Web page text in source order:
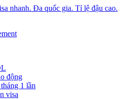
Đa quốc gia. Tỉ lệ đậu cao. Tư
động
1 lần
visa